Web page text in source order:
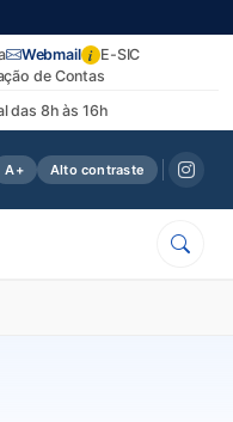
das 8h às 16h
Webmail i E-SIC
de Contas
A+ Alto contraste